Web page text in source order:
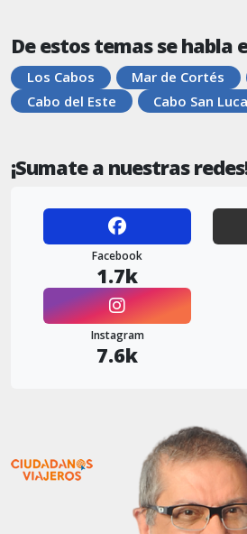
De estos temas se habla
Los Cabos Mar de Cortés
Cabo del Este
Cabo San
¡Sumate a nuestras
Facebook
1.7k
Instagram
7.6k